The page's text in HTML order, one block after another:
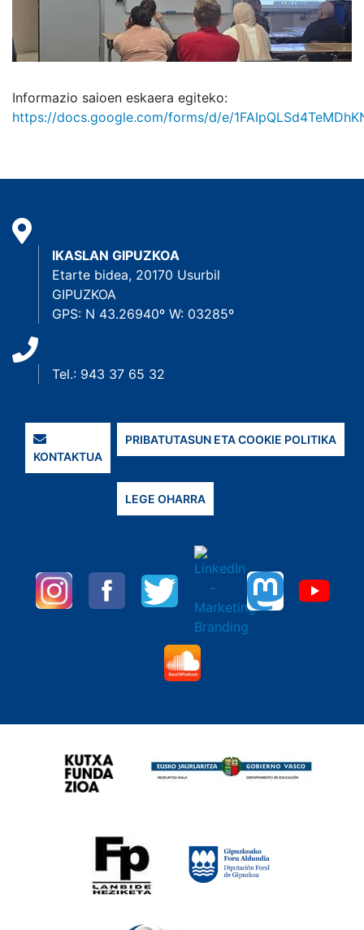
Informazio saioen eskaera egiteko:
https://docs.google.com/forms/d/e/
IKASLAN GIPUZKOA
Etarte bidea, 20170 Usurbil
GIPUZKOA
GPS: N 43.26940º W: 03285º
Tel.: 943 37 65 32
KONTAKTUA
PRIBATUTASUN ETA COOKIE POLITIKA
LEGE OHARRA